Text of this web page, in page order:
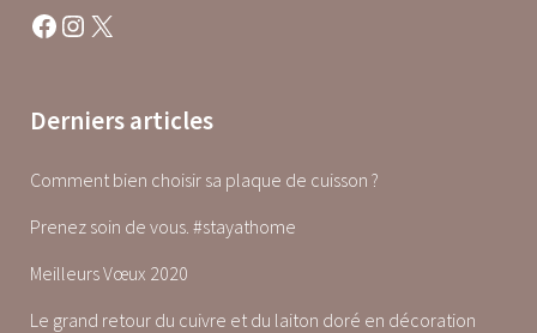
Facebook Instagram X
Derniers articles
Comment bien choisir sa plaque de cuisson ?
Prenez soin de vous. #stayathome
Meilleurs Vœux 2020
Le grand retour du cuivre et du laiton doré en décoration